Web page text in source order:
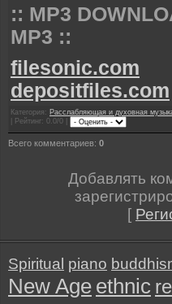
:: MP3
MP3 ::
filesonic.com
depositfiles.com
Категория: Расслабляющая и духовная
| Рейтинг: 0.0/0 |
Всего комментариев: 0
Добавлять
[
Spiritual piano
New Age ethnic